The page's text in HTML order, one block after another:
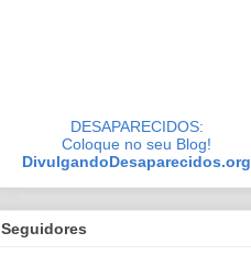
DESAPARECIDOS:
Coloque no seu Blog!
DivulgandoDesaparecidos.org
Seguidores